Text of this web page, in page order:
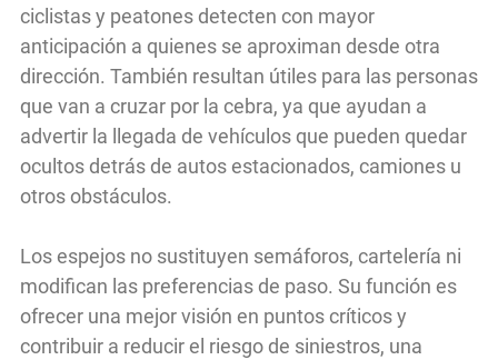
ciclistas y peatones detecten con mayor
anticipación a quienes se aproximan desde otra
dirección. También resultan útiles para las personas
que van a cruzar por la cebra, ya que ayudan a
advertir la llegada de vehículos que pueden quedar
ocultos detrás de autos estacionados, camiones u
otros obstáculos.
Los espejos no sustituyen semáforos, cartelería ni
modifican las preferencias de paso. Su función es
ofrecer una mejor visión en puntos críticos y
contribuir a reducir el riesgo de siniestros, una